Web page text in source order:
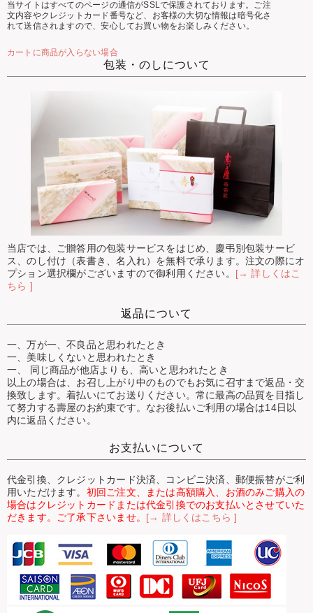
当サイトはすべてのページの通信がSSLで保護されております。ご注
文内容やクレジットカード番号など、お客様の大切な情報は暗号化さ
れて送信されますので、安心してお買い物をお楽しみください。
カートに商品が入らない場合
包装・のしについて
当店では、ご贈答用の包装サービスをはじめ、慶弔別包装サービ
ス、のし付け（表書き、名入れ）を無料で承ります。注文の際にオ
プション選択欄がございますので御利用ください。 [→ 詳しくはこ
ちら ]
返品について
一、万が一、不良品と思われたとき
一、美味しくないと思われたとき
一、 同じ商品が他店よりも、高いと思われたとき
以上の場合は、お召し上がり中のものでもお気に召すまで返品・交
換致します。着払いにてお送りください。常に最高の品質を目指し
て努力する壽屋のお約束です。なお後払いご利用の場合は14日以
内に返品ください。
お支払いについて
代金引換、クレジットカード決済、コンビニ決済、郵便振替がご利
用いただけます。 初回ご注文、または高額購入、お酒のみご購入の
場合はクレジットカードまたは代金引換でのお支払いとさせていた
だきます。ご了承下さいませ。 [→ 詳しくはこちら ]